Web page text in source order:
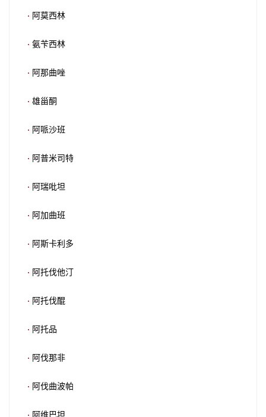
· 阿莫西林
· 氨苄西林
· 阿那曲唑
· 雄甾酮
· 阿哌沙班
· 阿普米司特
· 阿瑞吡坦
· 阿加曲班
· 阿斯卡利多
· 阿托伐他汀
· 阿托伐醌
· 阿托品
· 阿伐那非
· 阿伐曲波帕
· 阿维巴坦